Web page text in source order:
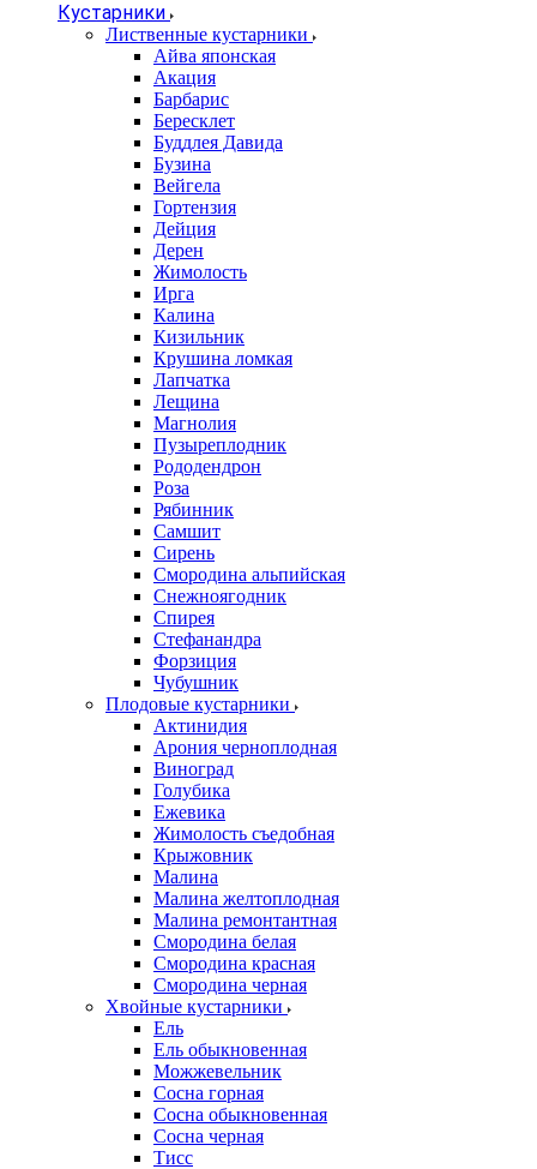
Кустарники
Лиственные кустарники
Айва японская
Акация
Барбарис
Бересклет
Буддлея Давида
Бузина
Вейгела
Гортензия
Дейция
Дерен
Жимолость
Ирга
Калина
Кизильник
Крушина ломкая
Лапчатка
Лещина
Магнолия
Пузыреплодник
Рододендрон
Роза
Рябинник
Самшит
Сирень
Смородина альпийская
Снежноягодник
Спирея
Стефанандра
Форзиция
Чубушник
Плодовые кустарники
Актинидия
Арония черноплодная
Виноград
Голубика
Ежевика
Жимолость съедобная
Крыжовник
Малина
Малина желтоплодная
Малина ремонтантная
Смородина белая
Смородина красная
Смородина черная
Хвойные кустарники
Ель
Ель обыкновенная
Можжевельник
Сосна горная
Сосна обыкновенная
Сосна черная
Тисс